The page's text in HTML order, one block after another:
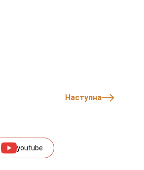
Наступна
youtube